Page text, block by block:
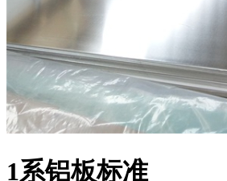
1系铝板标准